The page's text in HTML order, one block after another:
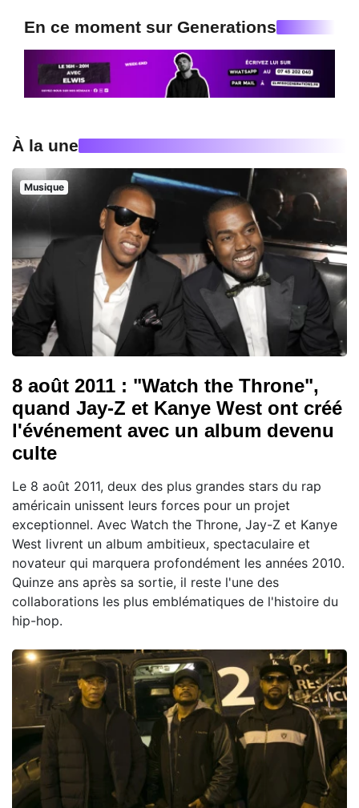
En ce moment sur Generations
À la une
Musique
8 août 2011 : "Watch the Throne",
quand Jay-Z et Kanye West ont créé
l'événement avec un album devenu
culte
Le 8 août 2011, deux des plus grandes stars du rap
américain unissent leurs forces pour un projet
exceptionnel. Avec Watch the Throne, Jay-Z et Kanye
West livrent un album ambitieux, spectaculaire et
novateur qui marquera profondément les années 2010.
Quinze ans après sa sortie, il reste l'une des
collaborations les plus emblématiques de l'histoire du
hip-hop.